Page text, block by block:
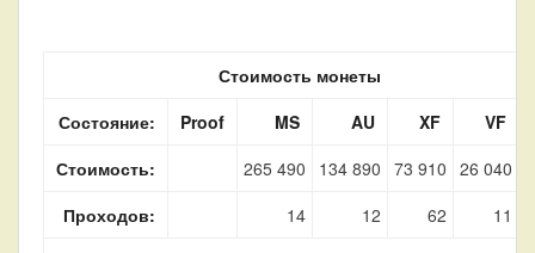
Стоимость монеты
Состояние:
Proof MS AU XF VF
Стоимость:
265 490 134 890 73 910 26 040
Проходов:
14 12 62 11